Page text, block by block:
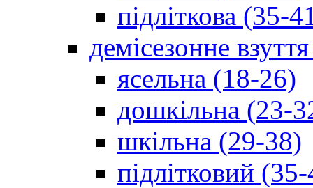
підліткова (35-
демісезонне
ясельна (18-26)
дошкільна (23-
шкільна (29-38)
підлітковий